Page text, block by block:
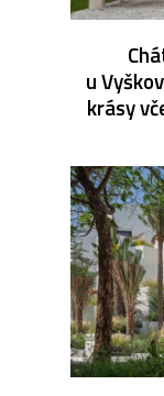
u
krásy